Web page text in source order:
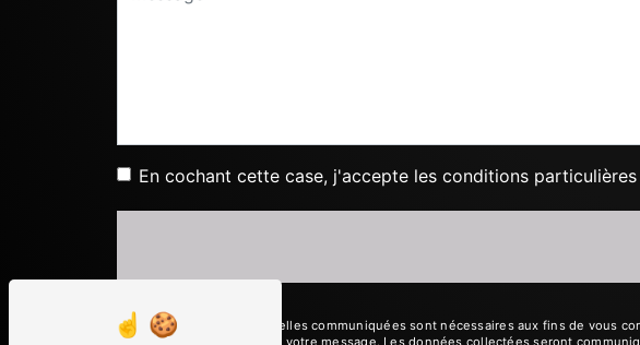
En cochant cette case, j'accepte les conditions
** Les données personnelles communiquées sont nécessaires aux fins de vous
le seul but de répondre à votre message. Les données collectées seront